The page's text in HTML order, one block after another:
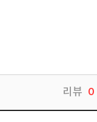
리뷰 0